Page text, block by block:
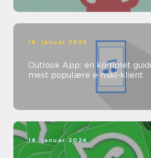
18. januar 2024
Outlook App: en komplet
mest populære e-mail-klient
18. januar 2024